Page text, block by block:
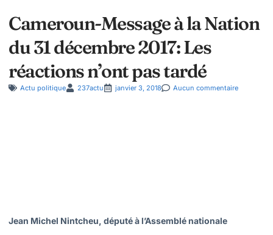
Cameroun-Message à la Nation
du 31 décembre 2017: Les
réactions n’ont pas tardé
Actu politique 237actu janvier 3, 2018 Aucun commentaire
Jean Michel Nintcheu, député à l’Assemblé nationale